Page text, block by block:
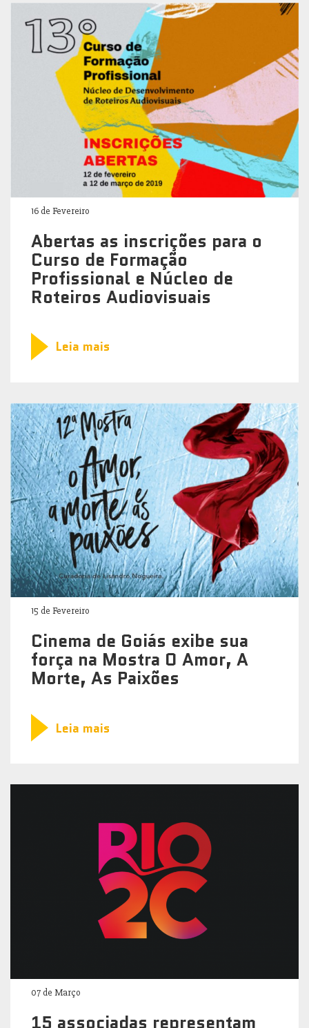
16 de Fevereiro
Abertas as inscrições para o
Curso de Formação
Profissional e Núcleo de
Roteiros Audiovisuais
Leia mais
15 de Fevereiro
Cinema de Goiás exibe sua
força na Mostra O Amor, A
Morte, As Paixões
Leia mais
07 de Março
15 associadas representam